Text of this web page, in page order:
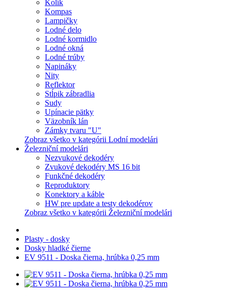
Kolík
Kompas
Lampičky
Lodné delo
Lodné kormidlo
Lodné okná
Lodné trúby
Napináky
Nity
Reflektor
Stĺpik zábradlia
Sudy
Upínacie pätky
Väzobník lán
Zámky tvaru "U"
Zobraz všetko v kategórii Lodní modelári
Železniční modelári
Nezvukové dekodéry
Zvukové dekodéry MS 16 bit
Funkčné dekodéry
Reproduktory
Konektory a káble
HW pre update a testy dekodérov
Zobraz všetko v kategórii Železniční modelári
Plasty - dosky
Dosky hladké čierne
EV 9511 - Doska čierna, hrúbka 0,25 mm